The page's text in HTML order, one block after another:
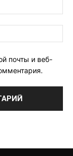
почты и веб-